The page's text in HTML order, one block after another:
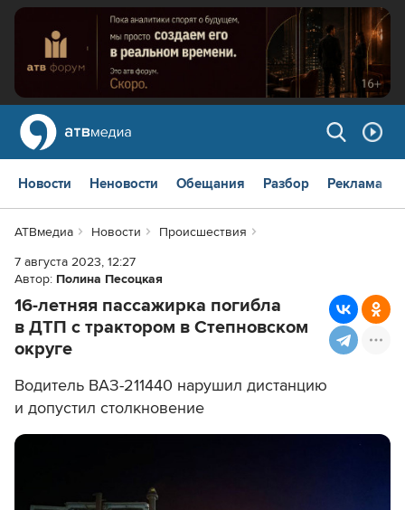
Новости Неновости Обещания Разбор Реклама
АТВмедиа Новости
Происшествия
7 августа 2023, 12:27
Автор: Полина Песоцкая
16-летняя пассажирка погибла
в ДТП с трактором в Степновском
округе
Водитель ВАЗ-211440 нарушил дистанцию
и допустил столкновение